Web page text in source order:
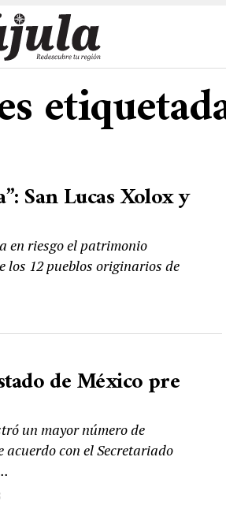
San Lucas Xolox y
en riesgo el patrimonio
los 12 pueblos originarios de
de México pre
un mayor número de
con el Secretariado